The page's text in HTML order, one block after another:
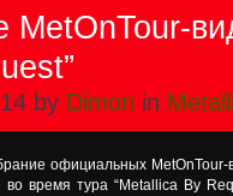
by Dimon in
официальных
время тура “Metallica By